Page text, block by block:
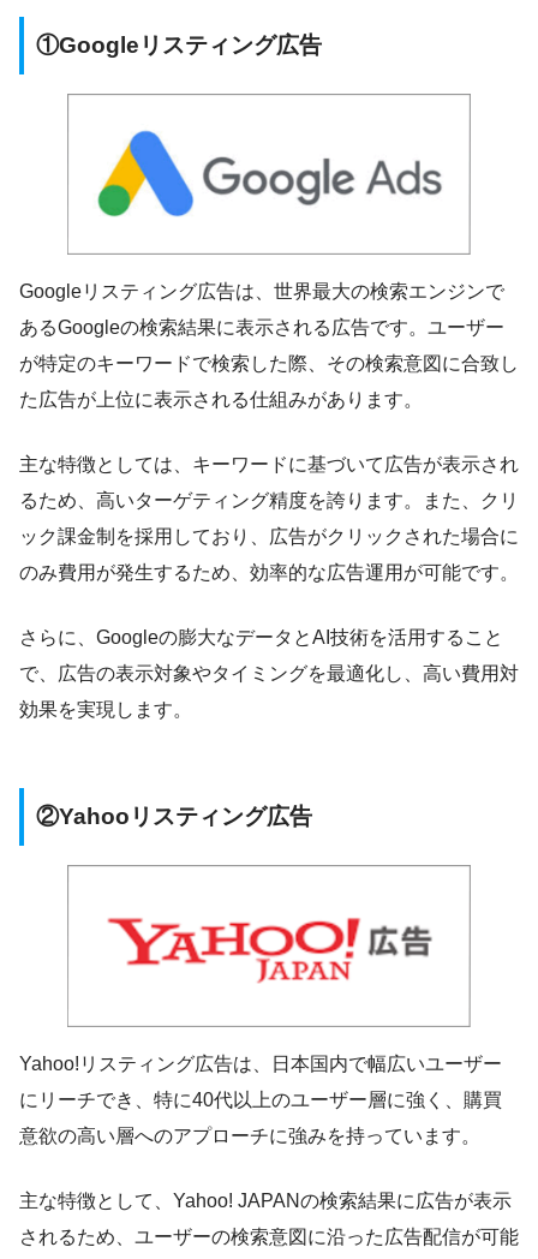
①Googleリスティング広告
Googleリスティング広告は、世界最大の検索エンジンで
あるGoogleの検索結果に表示される広告です。ユーザー
が特定のキーワードで検索した際、その検索意図に合致し
た広告が上位に表示される仕組みがあります。
主な特徴としては、キーワードに基づいて広告が表示され
るため、高いターゲティング精度を誇ります。また、クリ
ック課金制を採用しており、広告がクリックされた場合に
のみ費用が発生するため、効率的な広告運用が可能です。
さらに、Googleの膨大なデータとAI技術を活用すること
で、広告の表示対象やタイミングを最適化し、高い費用対
効果を実現します。
②Yahooリスティング広告
Yahoo!リスティング広告は、日本国内で幅広いユーザー
にリーチでき、特に40代以上のユーザー層に強く、購買
意欲の高い層へのアプローチに強みを持っています。
主な特徴として、Yahoo! JAPANの検索結果に広告が表示
されるため、ユーザーの検索意図に沿った広告配信が可能